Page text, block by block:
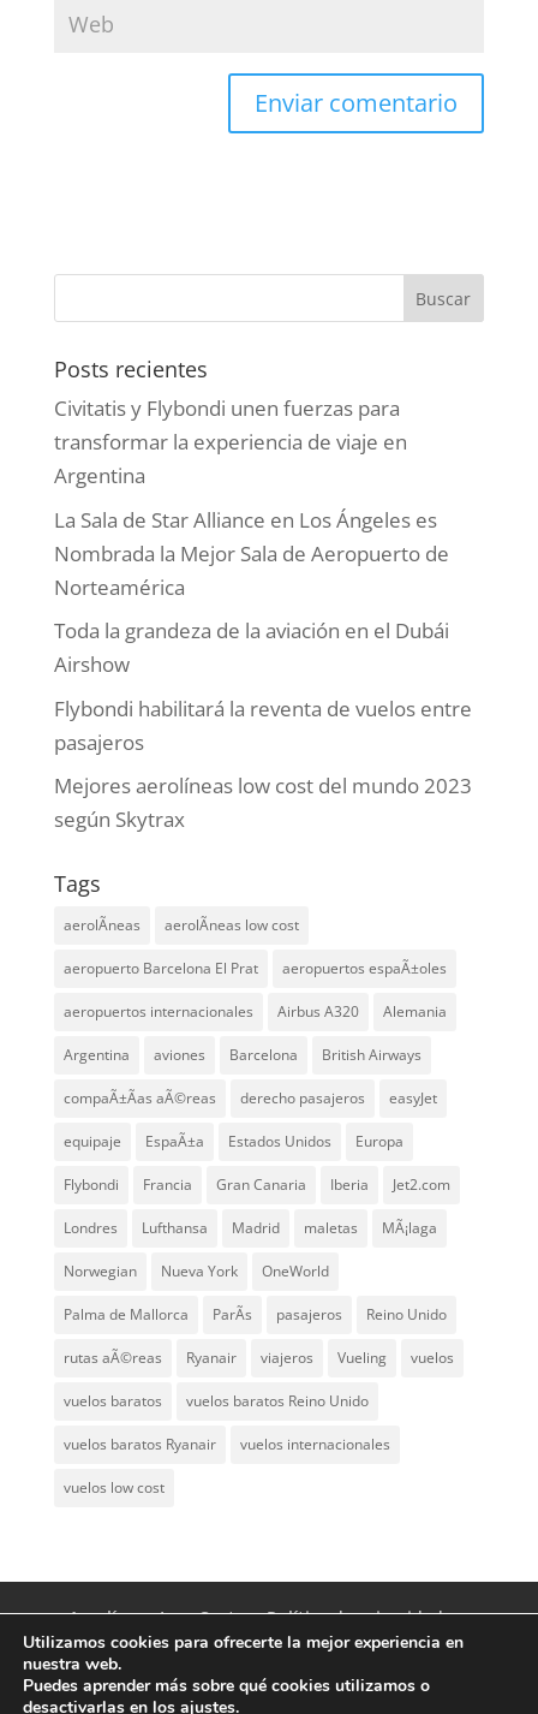
Posts recientes
Civitatis y Flybondi unen fuerzas para
transformar la experiencia de viaje en
Argentina
La Sala de Star Alliance en Los Ángeles es
Nombrada la Mejor Sala de Aeropuerto de
Norteamérica
Toda la grandeza de la aviación en el Dubái
Airshow
Flybondi habilitará la reventa de vuelos entre
pasajeros
Mejores aerolíneas low cost del mundo 2023
según Skytrax
Tags
aerolÃ­neas aerolÃ­neas low cost
aeropuerto Barcelona El Prat aeropuertos espaÃ±oles
aeropuertos internacionales Airbus A320 Alemania
Argentina aviones Barcelona British Airways
compaÃ±Ã­as aÃ©reas derecho pasajeros easyJet
equipaje EspaÃ±a Estados Unidos Europa
Flybondi Francia Gran Canaria Iberia Jet2.com
Londres Lufthansa Madrid maletas MÃ¡laga
Norwegian Nueva York OneWorld
Palma de Mallorca ParÃ­s pasajeros Reino Unido
rutas aÃ©reas Ryanair viajeros Vueling vuelos
vuelos baratos vuelos baratos Reino Unido
vuelos baratos Ryanair vuelos internacionales
vuelos low cost
Aerolíneas Low Cost
Política de privacidad
Aviso Legal
Contacto
Utilizamos cookies para ofrecerte la mejor experiencia en
nuestra web.
Puedes aprender más sobre qué cookies utilizamos o
desactivarlas en los ajustes.